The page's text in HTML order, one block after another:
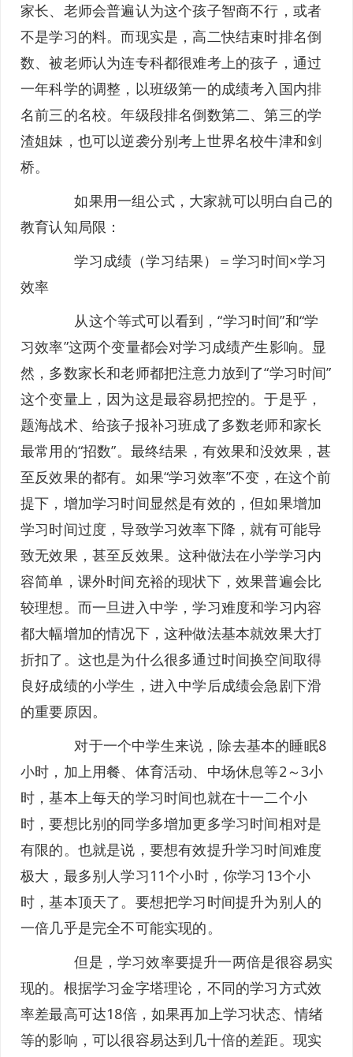
家长、老师会普遍认为这个孩子智商不行，或者
不是学习的料。而现实是，高二快结束时排名倒
数、被老师认为连专科都很难考上的孩子，通过
一年科学的调整，以班级第一的成绩考入国内排
名前三的名校。年级段排名倒数第二、第三的学
渣姐妹，也可以逆袭分别考上世界名校牛津和剑
桥。
如果用一组公式，大家就可以明白自己的
教育认知局限：
学习成绩（学习结果）＝学习时间×学习
效率
从这个等式可以看到，“学习时间”和“学
习效率”这两个变量都会对学习成绩产生影响。显
然，多数家长和老师都把注意力放到了“学习时间”
这个变量上，因为这是最容易把控的。于是乎，
题海战术、给孩子报补习班成了多数老师和家长
最常用的“招数”。最终结果，有效果和没效果，甚
至反效果的都有。如果“学习效率”不变，在这个前
提下，增加学习时间显然是有效的，但如果增加
学习时间过度，导致学习效率下降，就有可能导
致无效果，甚至反效果。这种做法在小学学习内
容简单，课外时间充裕的现状下，效果普遍会比
较理想。而一旦进入中学，学习难度和学习内容
都大幅增加的情况下，这种做法基本就效果大打
折扣了。这也是为什么很多通过时间换空间取得
良好成绩的小学生，进入中学后成绩会急剧下滑
的重要原因。
对于一个中学生来说，除去基本的睡眠8
小时，加上用餐、体育活动、中场休息等2～3小
时，基本上每天的学习时间也就在十一二个小
时，要想比别的同学多增加更多学习时间相对是
有限的。也就是说，要想有效提升学习时间难度
极大，最多别人学习11个小时，你学习13个小
时，基本顶天了。要想把学习时间提升为别人的
一倍几乎是完全不可能实现的。
但是，学习效率要提升一两倍是很容易实
现的。根据学习金字塔理论，不同的学习方式效
率差最高可达18倍，如果再加上学习状态、情绪
等的影响，可以很容易达到几十倍的差距。现实